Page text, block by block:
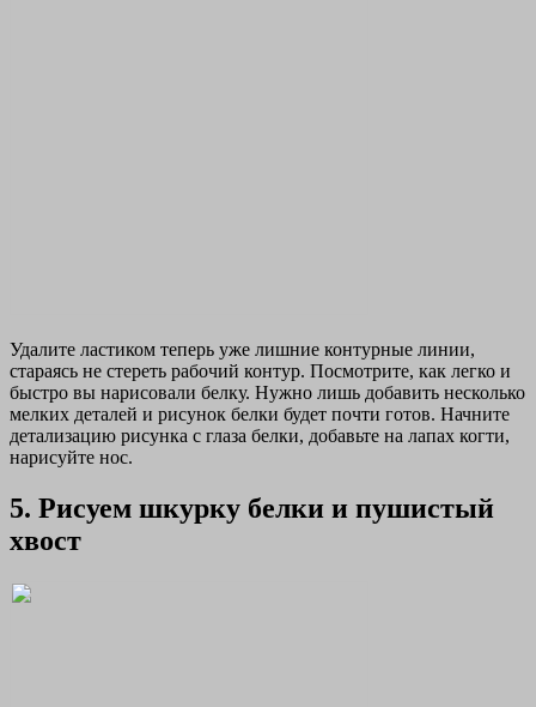
Удалите ластиком теперь уже лишние контурные линии,
стараясь не стереть рабочий контур. Посмотрите, как легко и
быстро вы нарисовали белку. Нужно лишь добавить несколько
мелких деталей и рисунок белки будет почти готов. Начните
детализацию рисунка с глаза белки, добавьте на лапах когти,
нарисуйте нос.
5. Рисуем шкурку белки и пушистый
хвост